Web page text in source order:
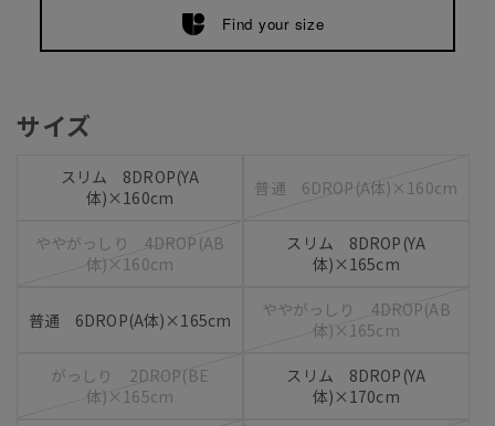
Find your size
サイズ
スリム 8DROP(YA
体)×160cm
普通 6DROP(A体)×160cm
ややがっしり 4DROP(AB
体)×160cm
スリム 8DROP(YA
体)×165cm
普通 6DROP(A体)×165cm
ややがっしり 4DROP(AB
体)×165cm
がっしり 2DROP(BE
体)×165cm
スリム 8DROP(YA
体)×170cm